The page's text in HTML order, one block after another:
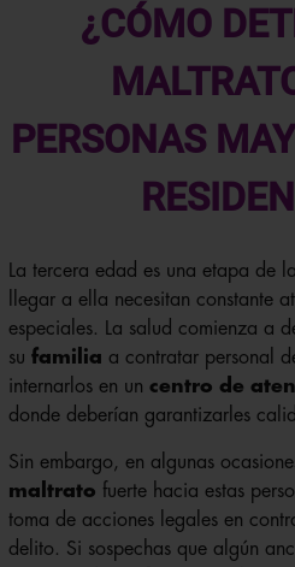
¿CÓMO
PERSONAS
La tercera edad es una etapa de
llegar a ella necesitan constante
especiales. La salud comienza a
su familia a contratar personal
internarlos en un centro de
donde deberían garantizarles
Sin embargo, en algunas
maltrato fuerte hacia estas
toma de acciones legales en
delito. Si sospechas que algún